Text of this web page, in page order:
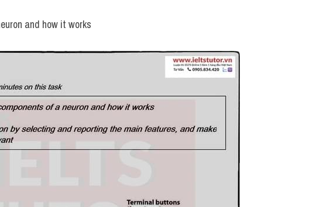
and how it works